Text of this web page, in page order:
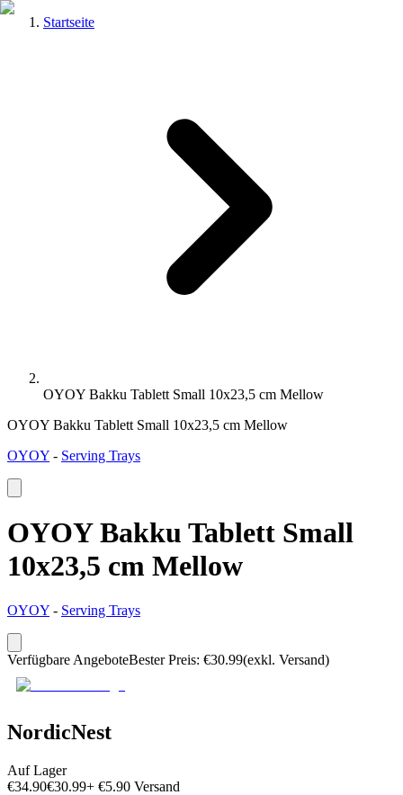
Startseite
OYOY Bakku Tablett Small 10x23,5 cm Mellow
OYOY Bakku Tablett Small 10x23,5 cm Mellow
OYOY - Serving Trays
OYOY Bakku Tablett Small
10x23,5 cm Mellow
OYOY - Serving Trays
Verfügbare AngeboteBester Preis: €30.99(exkl. Versand)
NordicNest
Auf Lager
€34.90€30.99+ €5.90 Versand